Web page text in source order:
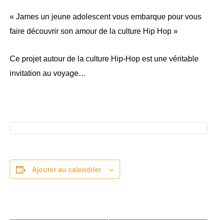
« James un jeune adolescent vous embarque pour vous
faire découvrir son amour de la culture Hip Hop »
Ce projet autour de la culture Hip-Hop est une véritable
invitation au voyage…
Ajouter au calendrier